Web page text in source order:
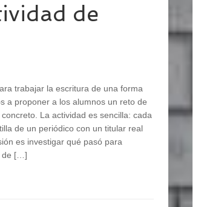
de
trabajar la escritura de una forma
a proponer a los alumnos un reto de
La actividad es sencilla: cada
de un periódico con un titular real
es investigar qué pasó para
de […]